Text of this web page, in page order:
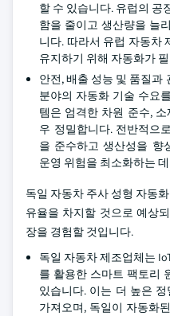
할 수 있습니다. 유럽의 공
함을 줄이고 생산량을 늘
니다. 따라서 유럽 자동차
유지하기 위해 자동화가
안전, 배출 성능 및 품질과
분야의 자동화 기술 수요
템은 엄격한 차원 준수,
우 정밀합니다. 전반적으
을 준수하고 생산성을 향
운영 위험을 최소화하는
독일 자동차 주사 성형 자동
유율을 차지할 것으로 예상
장을 경험할 것입니다.
독일 자동차 제조업체는
를 활용한 스마트 팩토리
있습니다. 이는 더 높은
가져오며, 독일이 자동화